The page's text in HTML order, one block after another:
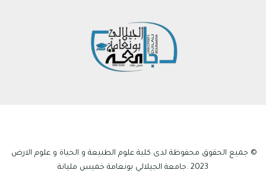
© جميع الحقوق محفوظة لدى كلية علوم الطبيعة و الحياة و علوم الارض
2023 .جامعة الجيلالي بونعامة خميس مليانة